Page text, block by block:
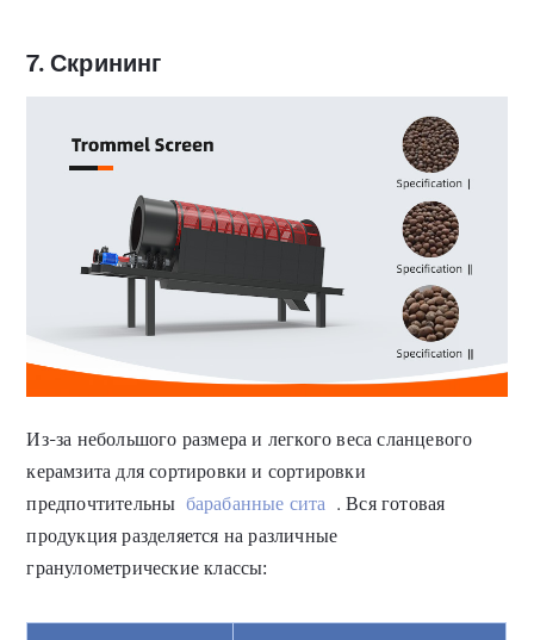
7. Скрининг
Из-за небольшого размера и легкого веса сланцевого
керамзита для сортировки и сортировки
предпочтительны барабанные сита . Вся готовая
продукция разделяется на различные
гранулометрические классы: